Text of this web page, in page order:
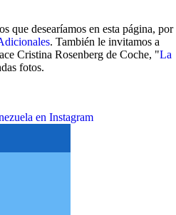
que desearíamos en esta página, por
. También le invitamos a
Cristina Rosenberg de Coche, "La
fotos.
en Instagram